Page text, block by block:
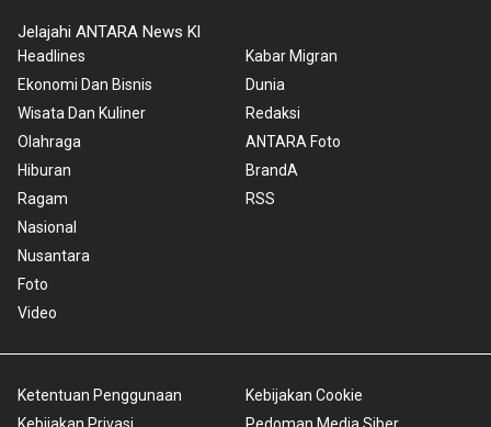
Jelajahi ANTARA News Kl
Headlines
Ekonomi Dan Bisnis
Wisata Dan Kuliner
Olahraga
Hiburan
Ragam
Nasional
Nusantara
Foto
Video
Kabar Migran
Dunia
Redaksi
ANTARA Foto
BrandA
RSS
Ketentuan Penggunaan
Kebijakan Privasi
Kebijakan Cookie
Pedoman Media Siber